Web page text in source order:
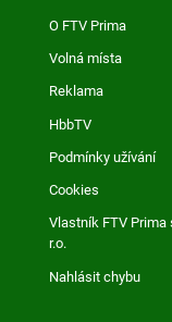
O FTV Prima
Volná místa
Reklama
HbbTV
Podmínky užívání
Cookies
Vlastník FTV Prima
r.o.
Nahlásit chybu